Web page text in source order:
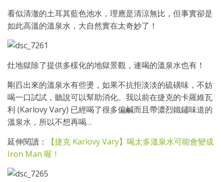
看似清澈的土耳其藍色池水，理應是清涼無比，但事實卻是
如此高溫的溫泉水，大自然實在太奇妙了！
灶地獄除了提供多樣化的地獄景觀，連喝的溫泉水也有！
剛舀出來的溫泉水有些燙，如果不抗拒淡淡的硫磺味，不妨
喝一口試試，聽說可以幫助消化。我以前在捷克的卡羅維瓦
利 (Karlovy Vary) 已經喝了很多偏鹹而且帶濃烈鐵鏽味道的
溫泉水，所以不想再喝…
延伸閱讀：
【捷克 Karlovy Vary】喝太多溫泉水可能會變成
Iron Man 喔！